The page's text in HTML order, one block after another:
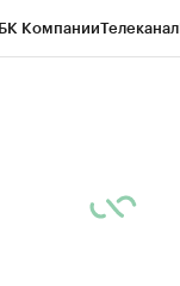
КомпанииТелеканал